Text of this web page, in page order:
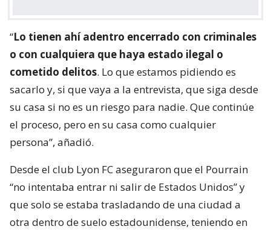
“Lo tienen ahí adentro encerrado con criminales
o con cualquiera que haya estado ilegal o
cometido delitos. Lo que estamos pidiendo es
sacarlo y, si que vaya a la entrevista, que siga desde
su casa si no es un riesgo para nadie. Que continúe
el proceso, pero en su casa como cualquier
persona”, añadió.
Desde el club Lyon FC aseguraron que el Pourrain
“no intentaba entrar ni salir de Estados Unidos” y
que solo se estaba trasladando de una ciudad a
otra dentro de suelo estadounidense, teniendo en